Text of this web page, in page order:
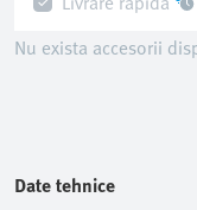
Nu exista accesorii
Date tehnice